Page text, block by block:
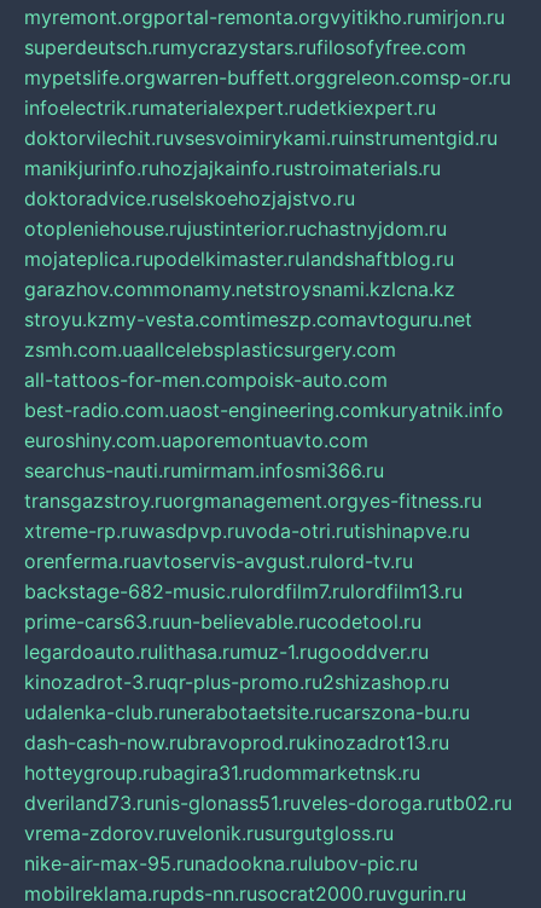
myremont.orgportal-remonta.orgvyitikho.rumirjon.ru
superdeutsch.rumycrazystars.rufilosofyfree.com
mypetslife.orgwarren-buffett.orggreleon.comsp-or.ru
infoelectrik.rumaterialexpert.rudetkiexpert.ru
doktorvilechit.ruvsesvoimirykami.ruinstrumentgid.ru
manikjurinfo.ruhozjajkainfo.rustroimaterials.ru
doktoradvice.ruselskoehozjajstvo.ru
otopleniehouse.rujustinterior.ruchastnyjdom.ru
mojateplica.rupodelkimaster.rulandshaftblog.ru
garazhov.commonamy.netstroysnami.kzlcna.kz
stroyu.kzmy-vesta.comtimeszp.comavtoguru.net
zsmh.com.uaallcelebsplasticsurgery.com
all-tattoos-for-men.compoisk-auto.com
best-radio.com.uaost-engineering.comkuryatnik.info
euroshiny.com.uaporemontuavto.com
searchus-nauti.rumirmam.infosmi366.ru
transgazstroy.ruorgmanagement.orgyes-fitness.ru
xtreme-rp.ruwasdpvp.ruvoda-otri.rutishinapve.ru
orenferma.ruavtoservis-avgust.rulord-tv.ru
backstage-682-music.rulordfilm7.rulordfilm13.ru
prime-cars63.ruun-believable.rucodetool.ru
legardoauto.rulithasa.rumuz-1.rugooddver.ru
kinozadrot-3.ruqr-plus-promo.ru2shizashop.ru
udalenka-club.runerabotaetsite.rucarszona-bu.ru
dash-cash-now.rubravoprod.rukinozadrot13.ru
hotteygroup.rubagira31.rudommarketnsk.ru
dveriland73.runis-glonass51.ruveles-doroga.rutb02.ru
vrema-zdorov.ruvelonik.rusurgutgloss.ru
nike-air-max-95.runadookna.rulubov-pic.ru
mobilreklama.rupds-nn.rusocrat2000.ruvgurin.ru